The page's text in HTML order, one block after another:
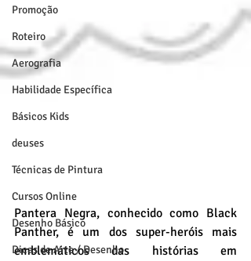
Promoção
Roteiro
Aerografia
Habilidade Específica
Básicos Kids
deuses
Técnicas de Pintura
Cursos Online
Desenho Básico
Dicas de Arte / Desenho
Pantera Negra, conhecido como Black
Panther, é um dos super-heróis mais
emblemáticos das histórias em